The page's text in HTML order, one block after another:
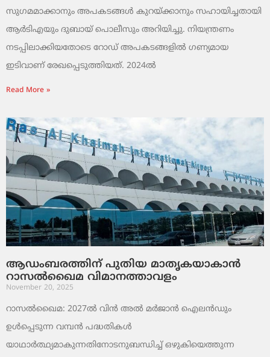
സുഗമമാക്കാനും അപകടങ്ങൾ കുറയ്ക്കാനും സഹായിച്ചതായി
ആർടിഎയും ദുബായ് പൊലീസും അറിയിച്ചു. നിയന്ത്രണം
നടപ്പിലാക്കിയതോടെ റോഡ് അപകടങ്ങളിൽ ഗണ്യമായ
ഇടിവാണ് രേഖപ്പെടുത്തിയത്. 2024ൽ
Read More »
ആഡംബരത്തിന് പുതിയ മാതൃകയാകാൻ
റാസൽഖൈമ വിമാനത്താവളം
November 20, 2025
റാസൽഖൈമ: 2027ൽ വിൻ അൽ മർജാൻ ഐലൻഡും
ഉൾപ്പെടുന്ന വമ്പൻ പദ്ധതികൾ
യാഥാർത്ഥ്യമാകുന്നതിനോടനുബന്ധിച്ച് ഒഴുകിയെത്തുന്ന